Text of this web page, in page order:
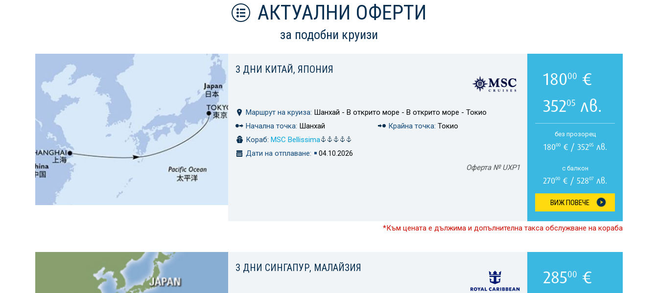
АКТУАЛНИ ОФЕРТИ
за подобни круизи
3 ДНИ КИТАЙ, ЯПОНИЯ
Маршрут на круиза: Шанхай - В открито море - В открито море - Токио
Начална точка: Шанхай Крайна точка: Токио
Кораб: MSC Bellissima
Дати на отплаване:
04.10.2026
Оферта № UXP1
18000 €
35205 лв.
без прозорец
18000€ / 35205лв.
с балкон
27000 € / 52807 лв.
ВИЖ ПОВЕЧЕ
*Към цената е дължима и допълнителна такса обслужване на кораба
3 ДНИ СИНГАПУР, МАЛАЙЗИЯ 28500 €